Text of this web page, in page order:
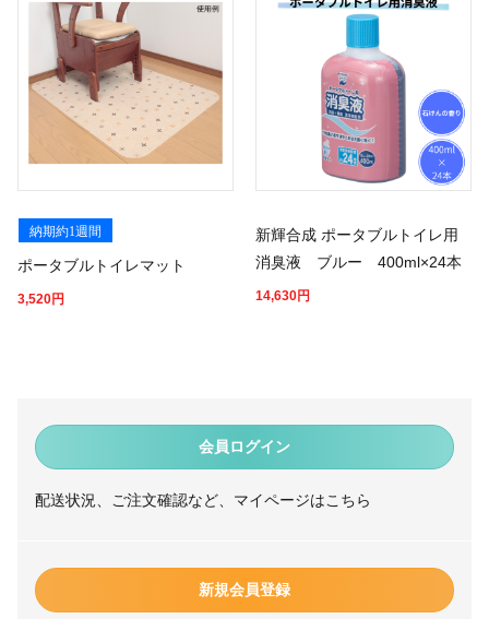
会員ログイン
配送状況、ご注文確認など、マイページはこちら
新規会員登録
納期約1週間
ポータブルトイレマット
3,520円
新輝合成 ポータブルトイレ用
消臭液 ブルー 400ml×24本
14,630円